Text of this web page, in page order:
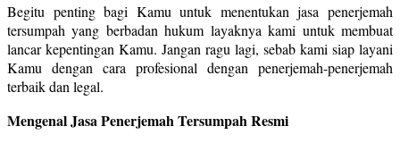
Begitu penting bagi Kamu untuk menentukan jasa penerjemah
tersumpah yang berbadan hukum layaknya kami untuk membuat
lancar kepentingan Kamu. Jangan ragu lagi, sebab kami siap layani
Kamu dengan cara profesional dengan penerjemah-penerjemah
terbaik dan legal.
Mengenal Jasa Penerjemah Tersumpah Resmi